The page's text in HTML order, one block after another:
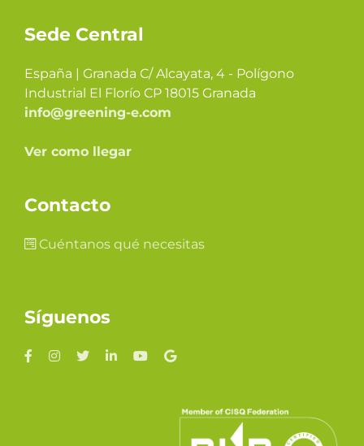
Sede Central
España | Granada C/ Alcayata, 4 - Polígono
Industrial El Florío CP 18015 Granada
info@greening-e.com
Ver como llegar
Contacto
Cuéntanos qué necesitas
Síguenos